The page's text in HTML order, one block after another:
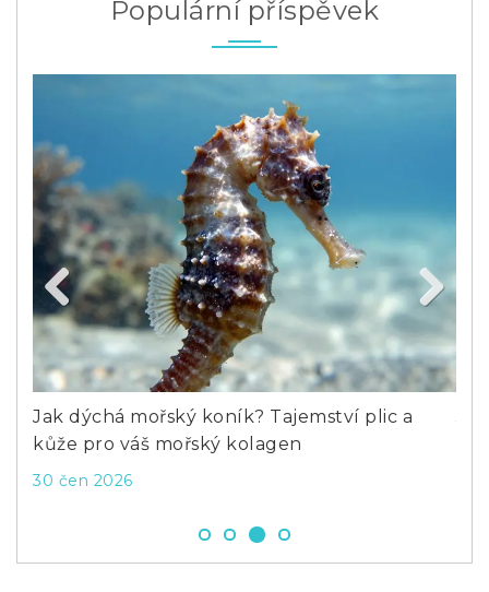
Populární příspěvek
Jak dýchá mořský koník? Tajemství plic a
kůže pro váš mořský kolagen
30 čen 2026
Previous Next